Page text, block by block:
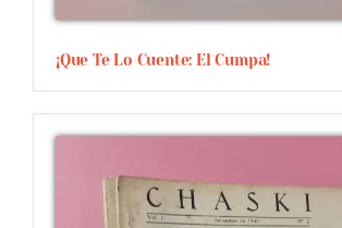
¡Que Te Lo Cuente: El Cumpa!